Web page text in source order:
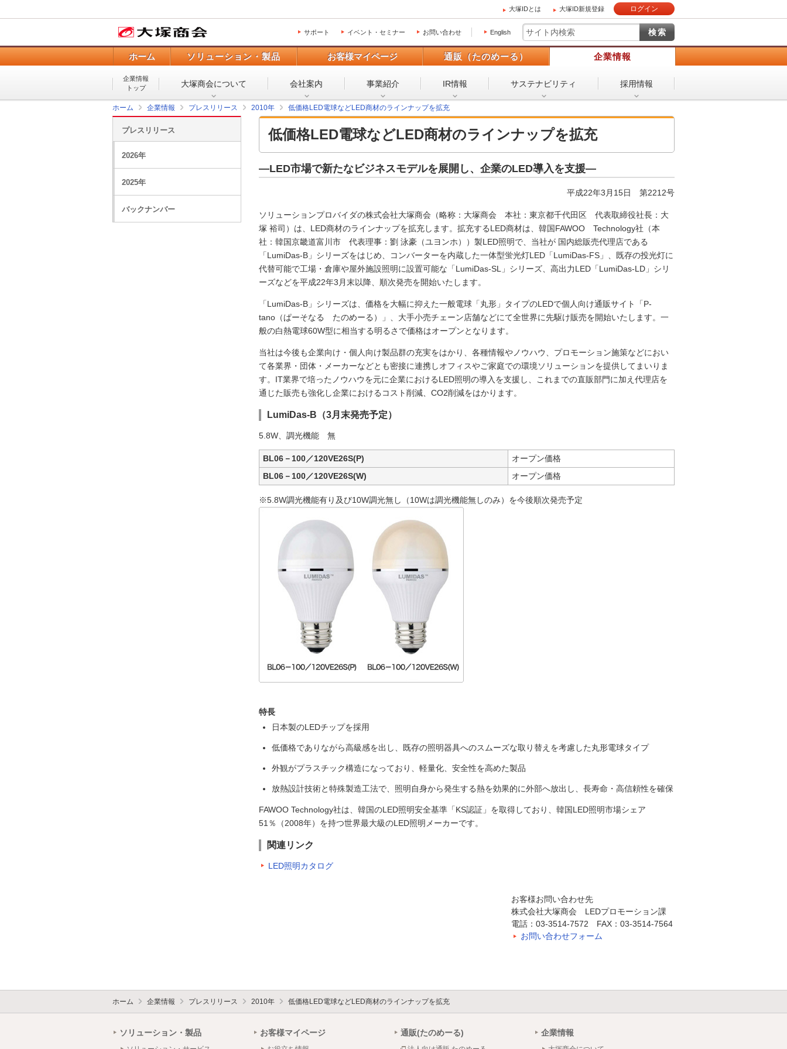
大塚IDとは 大塚ID新規登録 ログイン
サポート イベント・セミナー お問い合わせ English
ホーム ソリューション・製品 お客様マイページ 通販（たのめーる） 企業情報
企業情報
トップ
大塚商会について 会社案内 事業紹介 IR情報 サステナビリティ 採用情報
ホーム 企業情報 プレスリリース 2010年 低価格LED電球などLED商材のラインナップを拡充
低価格LED電球などLED商材のラインナップを拡充
―LED市場で新たなビジネスモデルを展開し、企業のLED導入を支援―
平成22年3月15日 第2212号
ソリューションプロバイダの株式会社大塚商会（略称：大塚商会 本社：東京都千代田区 代表取締役社長：大
塚 裕司）は、LED商材のラインナップを拡充します。拡充するLED商材は、韓国FAWOO Technology社（本
社：韓国京畿道富川市 代表理事：劉 泳豪（ユヨンホ））製LED照明で、当社が 国内総販売代理店である
「LumiDas-B」シリーズをはじめ、コンバーターを内蔵した一体型蛍光灯LED「LumiDas-FS」、既存の投光灯に
代替可能で工場・倉庫や屋外施設照明に設置可能な「LumiDas-SL」シリーズ、高出力LED「LumiDas-LD」シリ
ーズなどを平成22年3月末以降、順次発売を開始いたします。
「LumiDas-B」シリーズは、価格を大幅に抑えた一般電球「丸形」タイプのLEDで個人向け通販サイト「P-
tano（ぱーそなる たのめーる）」、大手小売チェーン店舗などにて全世界に先駆け販売を開始いたします。一
般の白熱電球60W型に相当する明るさで価格はオープンとなります。
当社は今後も企業向け・個人向け製品群の充実をはかり、各種情報やノウハウ、プロモーション施策などにおい
て各業界・団体・メーカーなどとも密接に連携しオフィスやご家庭での環境ソリューションを提供してまいりま
す。IT業界で培ったノウハウを元に企業におけるLED照明の導入を支援し、これまでの直販部門に加え代理店を
通じた販売も強化し企業におけるコスト削減、CO2削減をはかります。
LumiDas-B（3月末発売予定）
5.8W、調光機能 無
BL06－100／120VE26S(P)
オープン価格
BL06－100／120VE26S(W)
オープン価格
※5.8W調光機能有り及び10W調光無し（10Wは調光機能無しのみ）を今後順次発売予定
特長
日本製のLEDチップを採用
低価格でありながら高級感を出し、既存の照明器具へのスムーズな取り替えを考慮した丸形電球タイプ
外観がプラスチック構造になっており、軽量化、安全性を高めた製品
放熱設計技術と特殊製造工法で、照明自身から発生する熱を効果的に外部へ放出し、長寿命・高信頼性を確保
FAWOO Technology社は、韓国のLED照明安全基準「KS認証」を取得しており、韓国LED照明市場シェア
51％（2008年）を持つ世界最大級のLED照明メーカーです。
関連リンク
LED照明カタログ
お客様お問い合わせ先
株式会社大塚商会 LEDプロモーション課
電話：03-3514-7572 FAX：03-3514-7564
お問い合わせフォーム
プレスリリース
2026年
2025年
バックナンバー
ホーム 企業情報 プレスリリース 2010年 低価格LED電球などLED商材のラインナップを拡充
ソリューション・製品 お客様マイページ 通販(たのめーる) 企業情報